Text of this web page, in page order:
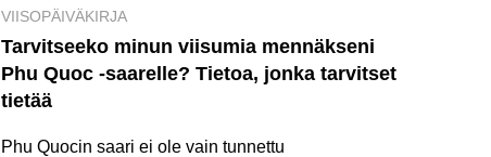
VIISOPÄIVÄKIRJA
Tarvitseeko minun viisumia mennäkseni
Phu Quoc -saarelle? Tietoa, jonka tarvitset
tietää
Phu Quocin saari ei ole vain tunnettu